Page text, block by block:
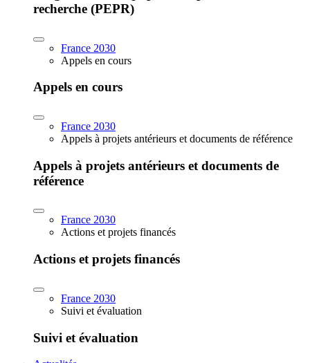
recherche (PEPR)
France 2030
Appels en cours
Appels en cours
France 2030
Appels à projets antérieurs et documents de référence
Appels à projets antérieurs et documents de
référence
France 2030
Actions et projets financés
Actions et projets financés
France 2030
Suivi et évaluation
Suivi et évaluation